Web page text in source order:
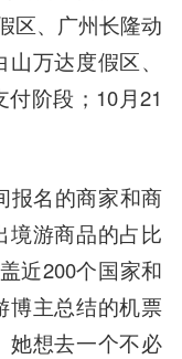
区、广州长隆动
万达度假区、
阶段；10月21
报名的商家和商
境游商品的占比
近200个国家和
博主总结的机票
她想去一个不必